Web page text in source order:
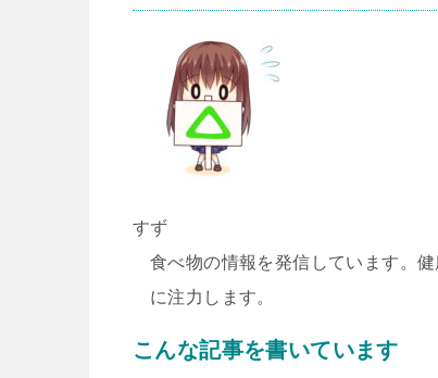
すず
食べ物の情報を発信しています。
に注力します。
こんな記事を書いています